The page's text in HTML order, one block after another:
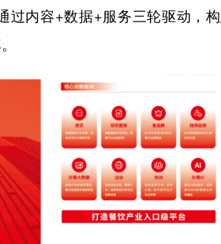
过内容+数据+服务三轮驱动，